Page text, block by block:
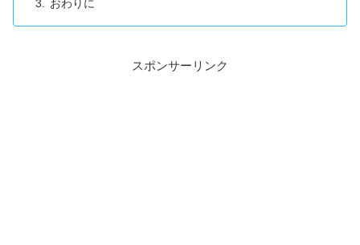
おわりに
スポンサーリンク